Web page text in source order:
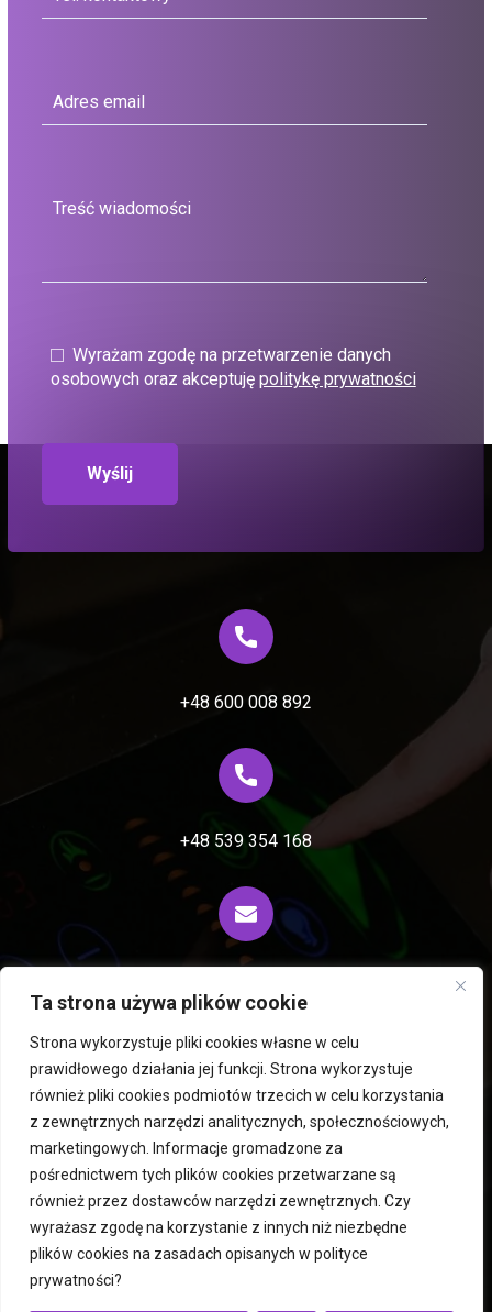
Ta strona używa plików cookie
Strona wykorzystuje pliki cookies własne w celu
prawidłowego działania jej funkcji. Strona wykorzystuje
również pliki cookies podmiotów trzecich w celu korzystania
z zewnętrznych narzędzi analitycznych, społecznościowych,
marketingowych. Informacje gromadzone za
pośrednictwem tych plików cookies przetwarzane są
również przez dostawców narzędzi zewnętrznych. Czy
wyrażasz zgodę na korzystanie z innych niż niezbędne
plików cookies na zasadach opisanych w polityce
prywatności?
Wyrażam zgodę na przetwarzenie danych
osobowych oraz akceptuję politykę prywatności
+48 600 008 892
+48 539 354 168
Wirówki i ekstraktory Rousselet Robatel
Mieszalniki PERMIX
Liofilizatory i suszarnie Hegatec
Maszyny używane
Suszarnie fluidalne
Atomizery Usługi
Kontakt
Polityka prywatności